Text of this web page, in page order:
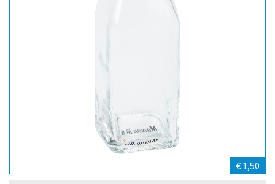
€ 1,50